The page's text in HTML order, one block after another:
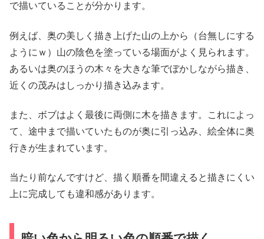
で描いていることが分かります。
例えば、奥の美しく描き上げた山の上から（台無しにする
ようにｗ）山の陰色を塗っている場面がよく見られます。
あるいは奥のほうの木々を大きな筆でぼかしながら描き、
近くの茂みはしっかり描き込みます。
また、ボブはよく最後に両側に木を描きます。これによっ
て、途中まで描いていたものが奥に引っ込み、絵全体に奥
行きが生まれています。
当たり前なんですけど、描く順番を間違えると描きにくい
上に完成しても違和感があります。